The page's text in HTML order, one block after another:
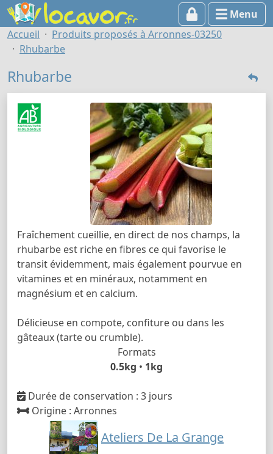
Menu
Accueil
Produits proposés à Arronnes-03250
Rhubarbe
Rhubarbe
Fraîchement cueillie, en direct de nos champs, la
rhubarbe est riche en fibres ce qui favorise le
transit évidemment, mais également pourvue en
vitamines et en minéraux, notamment en
magnésium et en calcium.
Délicieuse en compote, confiture ou dans les
gâteaux (tarte ou crumble).
Formats
0.5kg • 1kg
Durée de conservation : 3 jours
Origine : Arronnes
Ateliers De La Grange